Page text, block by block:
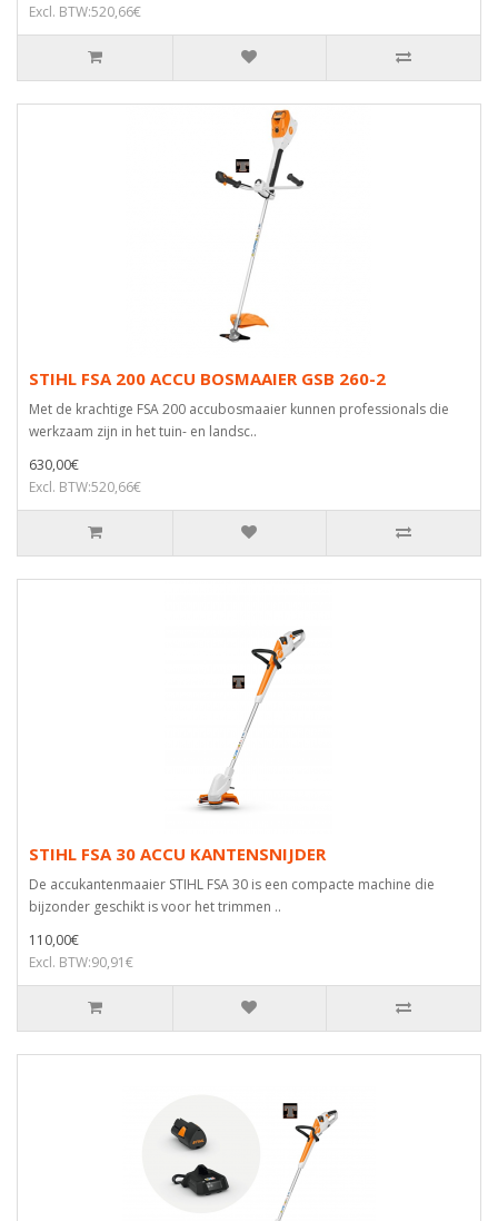
Excl. BTW:520,66€
STIHL FSA 200 ACCU BOSMAAIER GSB 260-2
Met de krachtige FSA 200 accubosmaaier kunnen professionals die
werkzaam zijn in het tuin- en landsc..
630,00€
Excl. BTW:520,66€
STIHL FSA 30 ACCU KANTENSNIJDER
De accukantenmaaier STIHL FSA 30 is een compacte machine die
bijzonder geschikt is voor het trimmen ..
110,00€
Excl. BTW:90,91€